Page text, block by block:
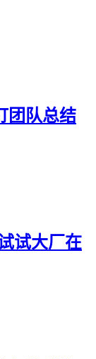
团队总结
试大厂在